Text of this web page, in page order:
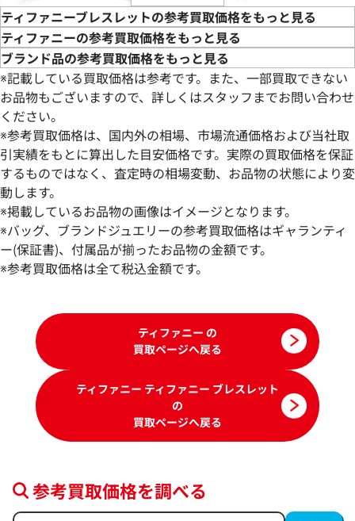
ティファニー Tワイヤー ブレスレット バ
ングル
参考買取価格
261,000円
ティファニー ビー
参考買取価格
ティファニーブレスレットの参考買取価格をもっと見る
ティファニーの参考買取価格をもっと見る
ブランド品の参考買取価格をもっと見る
※記載している買取価格は参考です。また、一部買取できない
お品物もございますので、詳しくはスタッフまでお問い合わせ
ください。
※参考買取価格は、国内外の相場、市場流通価格および当社取
引実績をもとに算出した目安価格です。実際の買取価格を保証
するものではなく、査定時の相場変動、お品物の状態により変
動します。
※掲載しているお品物の画像はイメージとなります。
※バッグ、ブランドジュエリーの参考買取価格はギャランティ
ー(保証書)、付属品が揃ったお品物の金額です。
※参考買取価格は全て税込金額です。
ティファニー の
買取ページへ戻る
ティファニー ティファニー ブレスレット
の
買取ページへ戻る
参考買取価格を調べる